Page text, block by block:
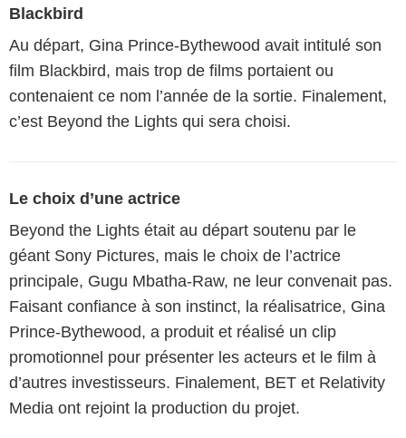
Blackbird
Au départ, Gina Prince-Bythewood avait intitulé son
film Blackbird, mais trop de films portaient ou
contenaient ce nom l’année de la sortie. Finalement,
c’est Beyond the Lights qui sera choisi.
Le choix d’une actrice
Beyond the Lights était au départ soutenu par le
géant Sony Pictures, mais le choix de l’actrice
principale, Gugu Mbatha-Raw, ne leur convenait pas.
Faisant confiance à son instinct, la réalisatrice, Gina
Prince-Bythewood, a produit et réalisé un clip
promotionnel pour présenter les acteurs et le film à
d’autres investisseurs. Finalement, BET et Relativity
Media ont rejoint la production du projet.